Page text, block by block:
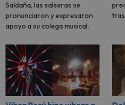
Saldaña, las salseras se
pronunciaron y expresaron
apoyo a su colega musical.